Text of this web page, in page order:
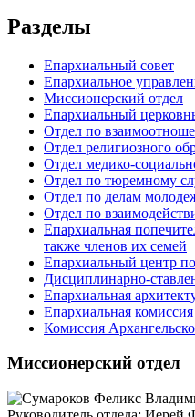
Разделы
Епархиальный совет
Епархиальное
Миссионерский отдел
Епархиальный
Отдел по
Отдел религиозного
Отдел медико-
Отдел по тюремному
Отдел по делам
Отдел по
Епархиальная
также членов их семей
Епархиальный центр
Дисциплинарно-
Епархиальная
Епархиальная
Комиссия
Миссионерский отдел